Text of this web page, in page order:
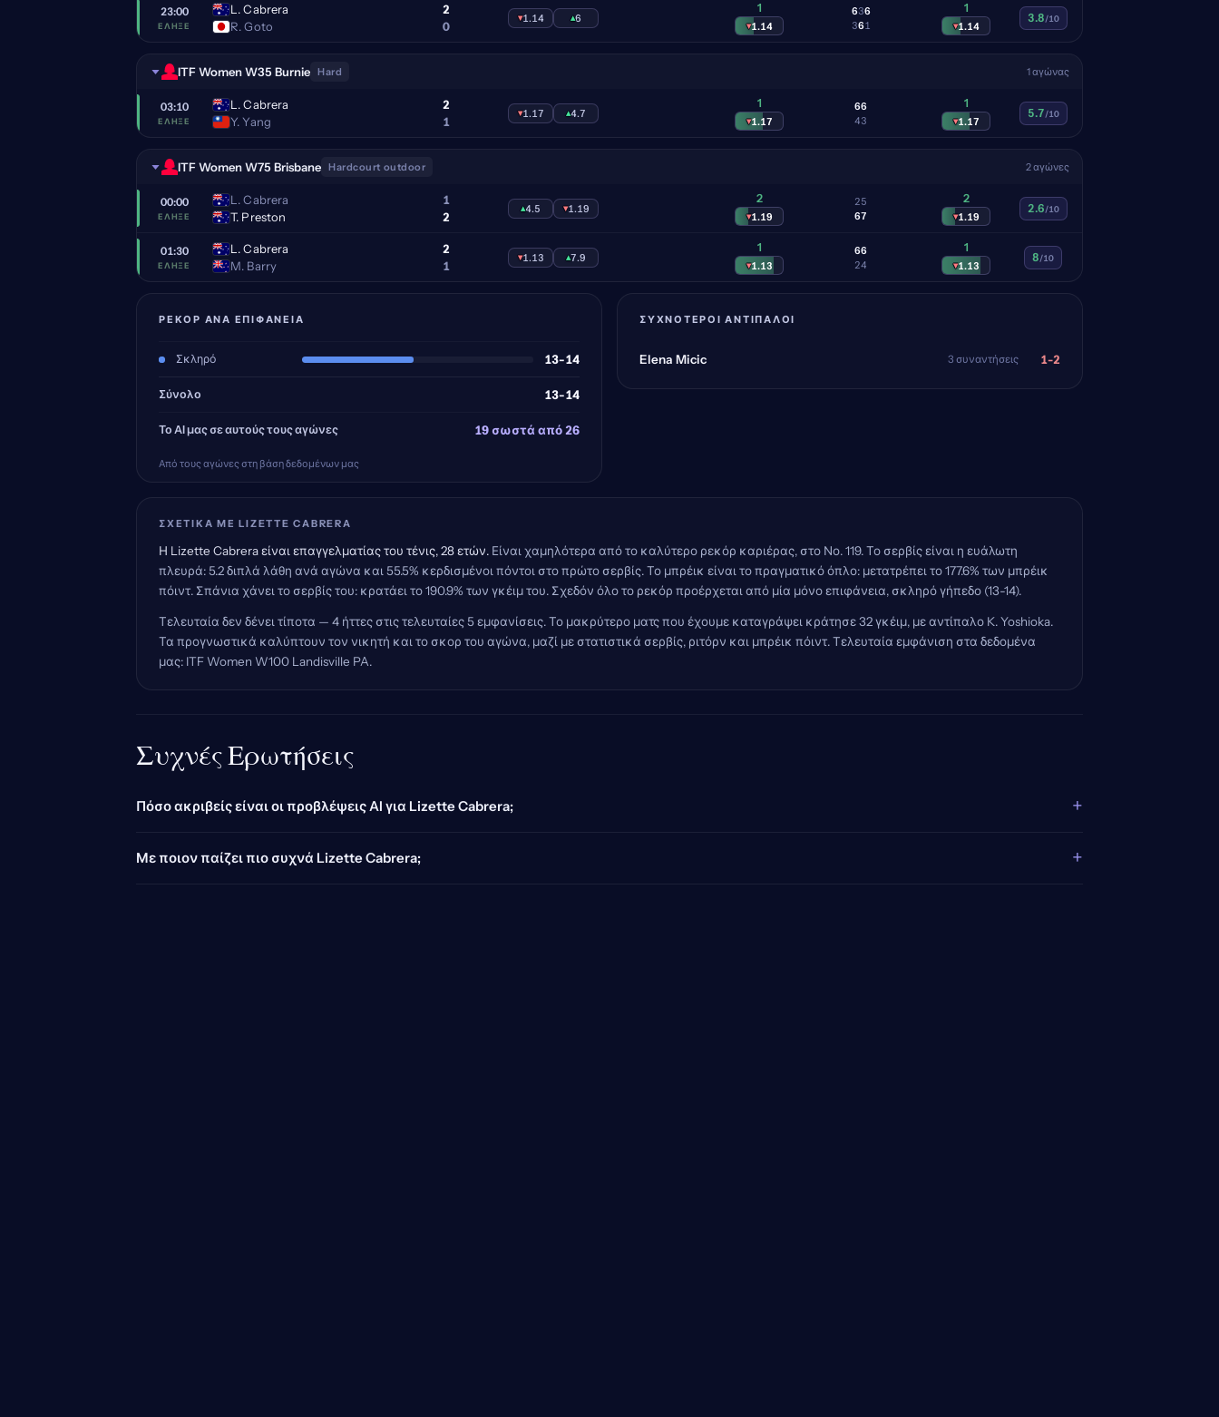
23:00
ΈΛΗΞΕ
L. Cabrera
R. Goto
2
0
▾1.14 ▴6
1
▾1.14
6
3
3
6
6
1
1
▾1.14
3.8/10
ITF Women W35 Burnie Hard 1 αγώνας
03:10
ΈΛΗΞΕ
L. Cabrera
Y. Yang
2
1
▾1.17 ▴4.7
1
▾1.17
6
4
6
3
1
▾1.17
5.7/10
ITF Women W75 Brisbane Hardcourt outdoor 2 αγώνες
00:00
ΈΛΗΞΕ
L. Cabrera
T. Preston
1
2
▴4.5 ▾1.19
2
▾1.19
2
6
5
7
2
▾1.19
2.6/10
01:30
ΈΛΗΞΕ
L. Cabrera
M. Barry
2
1
▾1.13 ▴7.9
1
▾1.13
6
2
6
4
1
▾1.13
8/10
ΡΕΚΌΡ ΑΝΆ ΕΠΙΦΆΝΕΙΑ
Σκληρό 13-14
Σύνολο 13-14
Το AI μας σε αυτούς τους αγώνες 19 σωστά από 26
Από τους αγώνες στη βάση δεδομένων μας
ΣΥΧΝΌΤΕΡΟΙ ΑΝΤΊΠΑΛΟΙ
Elena Micic 3 συναντήσεις 1-2
ΣΧΕΤΙΚΆ ΜΕ LIZETTE CABRERA
Η Lizette Cabrera είναι επαγγελματίας του τένις, 28 ετών. Είναι χαμηλότερα από το καλύτερο ρεκόρ καριέρας, στο Νο. 119. Το σερβίς είναι η ευάλωτη
πλευρά: 5.2 διπλά λάθη ανά αγώνα και 55.5% κερδισμένοι πόντοι στο πρώτο σερβίς. Το μπρέικ είναι το πραγματικό όπλο: μετατρέπει το 177.6% των μπρέικ
πόιντ. Σπάνια χάνει το σερβίς του: κρατάει το 190.9% των γκέιμ του. Σχεδόν όλο το ρεκόρ προέρχεται από μία μόνο επιφάνεια, σκληρό γήπεδο (13-14).
Τελευταία δεν δένει τίποτα — 4 ήττες στις τελευταίες 5 εμφανίσεις. Το μακρύτερο ματς που έχουμε καταγράψει κράτησε 32 γκέιμ, με αντίπαλο K. Yoshioka.
Τα προγνωστικά καλύπτουν τον νικητή και το σκορ του αγώνα, μαζί με στατιστικά σερβίς, ριτόρν και μπρέικ πόιντ. Τελευταία εμφάνιση στα δεδομένα
μας: ITF Women W100 Landisville PA.
Συχνές Ερωτήσεις
Πόσο ακριβείς είναι οι προβλέψεις AI για Lizette Cabrera; +
Με ποιον παίζει πιο συχνά Lizette Cabrera; +